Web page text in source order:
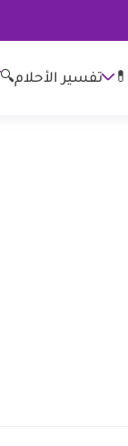
تفسير الأحلام🔍